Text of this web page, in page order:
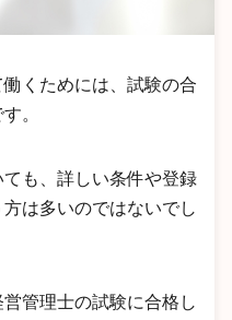
くためには、試験の合
。
も、詳しい条件や登録
は多いのではないでし
管理士の試験に合格し